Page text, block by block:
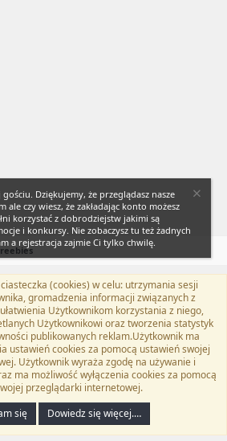
DO NOT EDIT)
Polski (PL)
prywatności Pomoc
® © 2010-2024 XenForo Ltd.
. | Xenforo Add-ons
gościu. Dziękujemy, że przeglądasz nasze
ale czy wiesz, że zakładając konto możesz
korzystać z dobrodziejstw jakimi są
i konkursy. Nie zobaczysz tu też żadnych
a rejestracja zajmie Ci tylko chwilę.
(cookies) w celu: utrzymania sesji
gromadzenia informacji związanych z
Użytkownikom korzystania z niego,
Użytkownikowi oraz tworzenia statystyk
publikowanych reklam.Użytkownik ma
ustawień cookies za pomocą ustawień swojej
Użytkownik wyraża zgodę na używanie i
ma możliwość wyłączenia cookies za pomocą
przeglądarki internetowej.
się
Dowiedz się więcej.…